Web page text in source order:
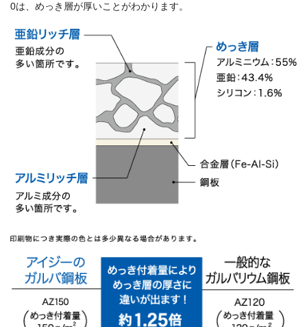
0は、めっき層が厚いことがわかります。